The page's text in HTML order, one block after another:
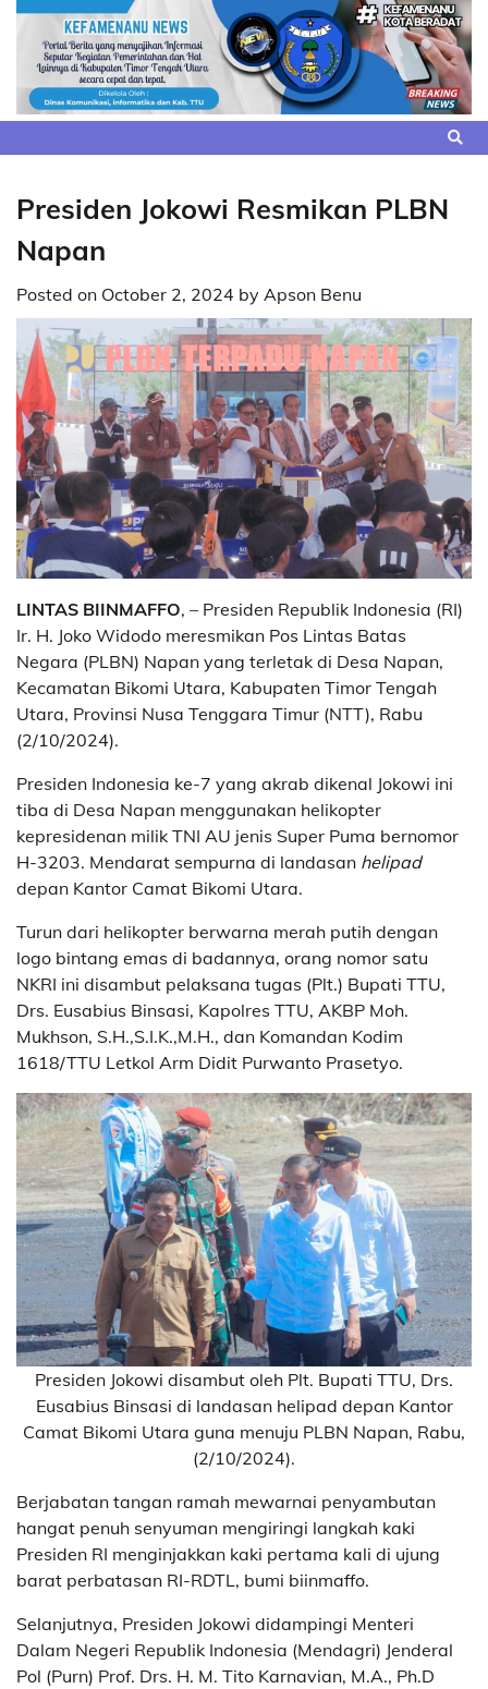
Skip
content
Presiden Jokowi Resmikan PLBN
Napan
Posted on October 2, 2024 by Apson Benu
LINTAS BIINMAFFO, – Presiden Republik Indonesia (RI)
Ir. H. Joko Widodo meresmikan Pos Lintas Batas
Negara (PLBN) Napan yang terletak di Desa Napan,
Kecamatan Bikomi Utara, Kabupaten Timor Tengah
Utara, Provinsi Nusa Tenggara Timur (NTT), Rabu
(2/10/2024).
Presiden Indonesia ke-7 yang akrab dikenal Jokowi ini
tiba di Desa Napan menggunakan helikopter
kepresidenan milik TNI AU jenis Super Puma bernomor
H-3203. Mendarat sempurna di landasan helipad
depan Kantor Camat Bikomi Utara.
Turun dari helikopter berwarna merah putih dengan
logo bintang emas di badannya, orang nomor satu
NKRI ini disambut pelaksana tugas (Plt.) Bupati TTU,
Drs. Eusabius Binsasi, Kapolres TTU, AKBP Moh.
Mukhson, S.H.,S.I.K.,M.H., dan Komandan Kodim
1618/TTU Letkol Arm Didit Purwanto Prasetyo.
Presiden Jokowi disambut oleh Plt. Bupati TTU, Drs.
Eusabius Binsasi di landasan helipad depan Kantor
Camat Bikomi Utara guna menuju PLBN Napan, Rabu,
(2/10/2024).
Berjabatan tangan ramah mewarnai penyambutan
hangat penuh senyuman mengiringi langkah kaki
Presiden RI menginjakkan kaki pertama kali di ujung
barat perbatasan RI-RDTL, bumi biinmaffo.
Selanjutnya, Presiden Jokowi didampingi Menteri
Dalam Negeri Republik Indonesia (Mendagri) Jenderal
Pol (Purn) Prof. Drs. H. M. Tito Karnavian, M.A., Ph.D